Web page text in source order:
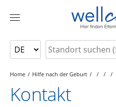
Home Hilfe nach der Geburt
Kontakt